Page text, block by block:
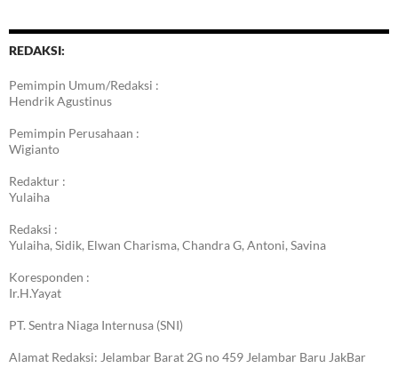
REDAKSI:
Pemimpin Umum/Redaksi :
Hendrik Agustinus
Pemimpin Perusahaan :
Wigianto
Redaktur :
Yulaiha
Redaksi :
Yulaiha, Sidik, Elwan Charisma, Chandra G, Antoni, Savina
Koresponden :
Ir.H.Yayat
PT. Sentra Niaga Internusa (SNI)
Alamat Redaksi: Jelambar Barat 2G no 459 Jelambar Baru JakBar